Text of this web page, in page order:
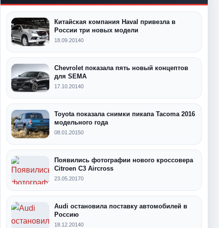
Китайская компания Haval привезла в
России три новых модели
18.09.20140
Chevrolet показала пять новый концептов
для SEMA
17.10.20140
Toyota показала снимки пикапа Tacoma 2016
модельного года
08.01.20150
Появились фотографии нового кроссовера
Citroen C3 Aircross
23.05.20170
Audi остановила поставку автомобилей в
Россию
18.12.20140